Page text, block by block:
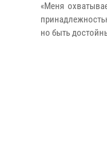
«Меня
но быть